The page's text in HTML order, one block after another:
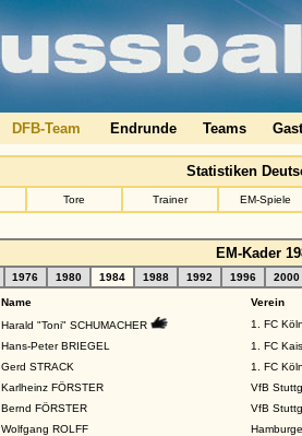
DFB-Team Endrunde Teams
Statistiken
Tore Trainer EM-Spiele
EM-Kader
1976 1980 1984 1988 1992 1996 2000
Name
Verein
Harald "Toni" SCHUMACHER
1. FC
Hans-Peter BRIEGEL
1. FC
Gerd STRACK
1. FC
Karlheinz FÖRSTER
VfB
Bernd FÖRSTER
VfB
Wolfgang ROLFF